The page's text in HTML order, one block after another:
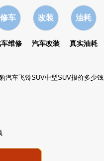
修车
维修
改装
汽车改装
油耗
真实油耗
汽车飞铃SUV中型SUV报价多少钱